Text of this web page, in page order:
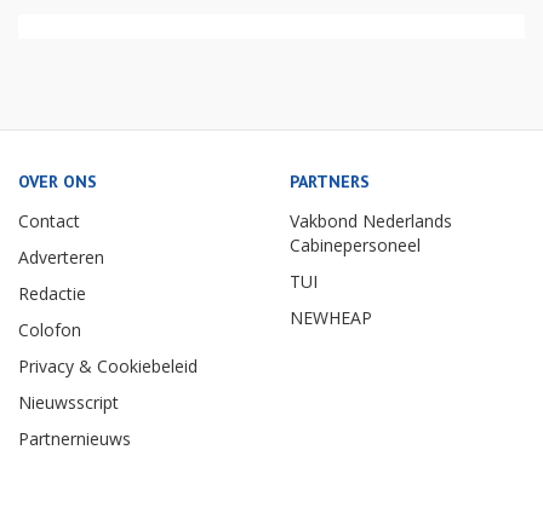
OVER ONS
Contact
Adverteren
Redactie
Colofon
Privacy & Cookiebeleid
Nieuwsscript
Partnernieuws
PARTNERS
Vakbond Nederlands
Cabinepersoneel
TUI
NEWHEAP